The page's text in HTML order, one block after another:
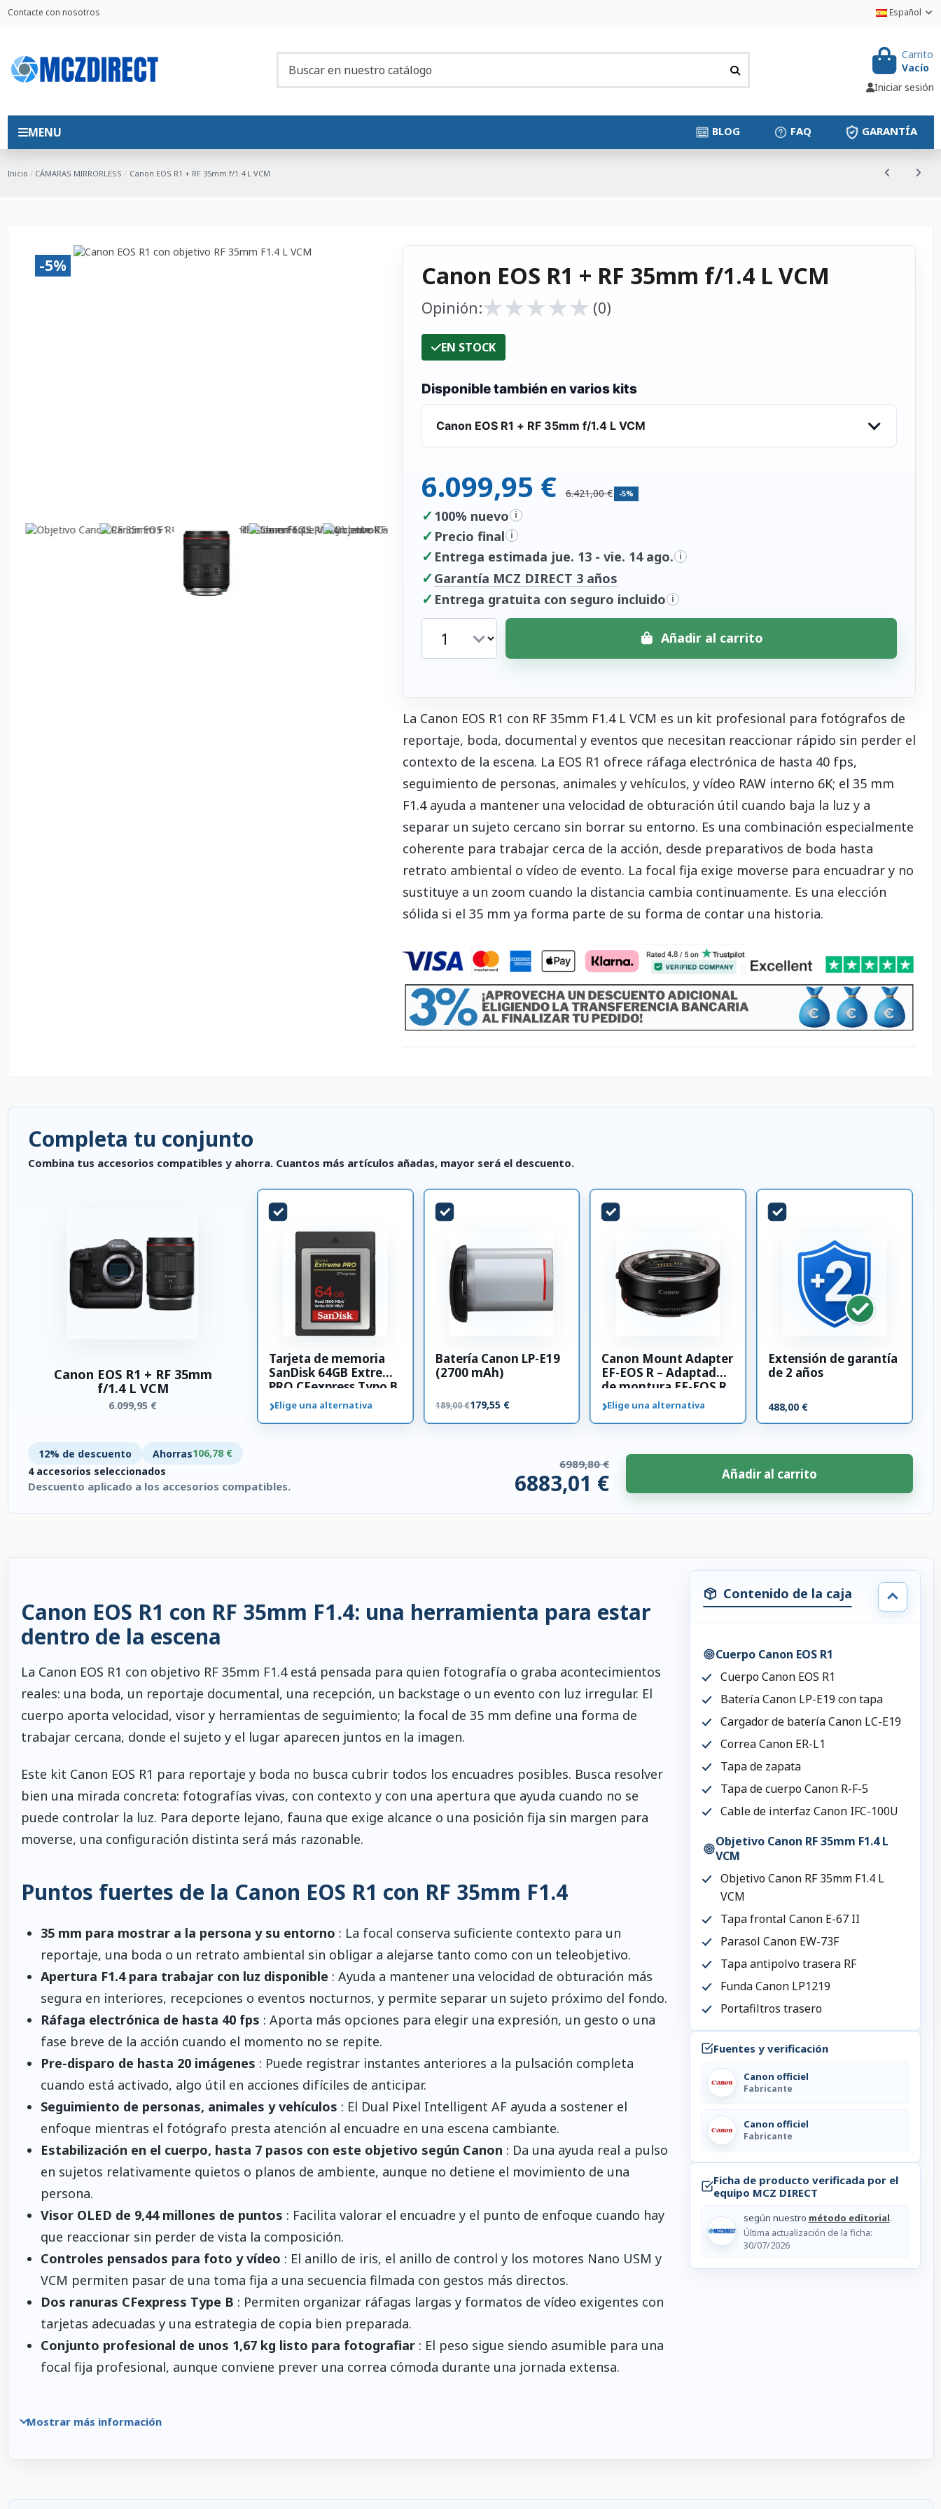
Contacte con nosotros Español
Carrito
Vacío
Iniciar sesión
MENU GARANTÍA
FAQ
BLOG
Inicio CÁMARAS MIRRORLESS Canon EOS R1 + RF 35mm f/1.4 L VCM
-5% Canon EOS R1 + RF 35mm f/1.4 L VCM
Opinión:★
★★
★★
★★
★★
★ (0)
EN STOCK
Disponible también en varios kits
Canon EOS R1 + RF 35mm f/1.4 L VCM
6.099,95 € 6.421,00 € -5%
✓ 100% nuevo i
✓ Precio final i
✓ Entrega estimada jue. 13 - vie. 14 ago. i
✓ Garantía MCZ DIRECT 3 años
✓ Entrega gratuita con seguro incluido i
Añadir al carrito
La Canon EOS R1 con RF 35mm F1.4 L VCM es un kit profesional para fotógrafos de
reportaje, boda, documental y eventos que necesitan reaccionar rápido sin perder el
contexto de la escena. La EOS R1 ofrece ráfaga electrónica de hasta 40 fps,
seguimiento de personas, animales y vehículos, y vídeo RAW interno 6K; el 35 mm
F1.4 ayuda a mantener una velocidad de obturación útil cuando baja la luz y a
separar un sujeto cercano sin borrar su entorno. Es una combinación especialmente
coherente para trabajar cerca de la acción, desde preparativos de boda hasta
retrato ambiental o vídeo de evento. La focal fija exige moverse para encuadrar y no
sustituye a un zoom cuando la distancia cambia continuamente. Es una elección
sólida si el 35 mm ya forma parte de su forma de contar una historia.
Completa tu conjunto
Combina tus accesorios compatibles y ahorra. Cuantos más artículos añadas, mayor será el descuento.
Canon EOS R1 + RF 35mm
f/1.4 L VCM
6.099,95 €
Tarjeta de memoria
SanDisk 64GB Extreme
PRO CFexpress Typo B
›Elige una alternativa
Batería Canon LP-E19
(2700 mAh)
189,00 €179,55 €
Canon Mount Adapter
EF-EOS R – Adaptador
de montura EF-EOS R
›Elige una alternativa
Extensión de garantía
de 2 años
488,00 €
12% de descuento Ahorras106,78 €
4 accesorios seleccionados
Descuento aplicado a los accesorios compatibles.
6989,80 €
6883,01 € Añadir al carrito
Canon EOS R1 con RF 35mm F1.4: una herramienta para estar
dentro de la escena
La Canon EOS R1 con objetivo RF 35mm F1.4 está pensada para quien fotografía o graba acontecimientos
reales: una boda, un reportaje documental, una recepción, un backstage o un evento con luz irregular. El
cuerpo aporta velocidad, visor y herramientas de seguimiento; la focal de 35 mm define una forma de
trabajar cercana, donde el sujeto y el lugar aparecen juntos en la imagen.
Este kit Canon EOS R1 para reportaje y boda no busca cubrir todos los encuadres posibles. Busca resolver
bien una mirada concreta: fotografías vivas, con contexto y con una apertura que ayuda cuando no se
puede controlar la luz. Para deporte lejano, fauna que exige alcance o una posición fija sin margen para
moverse, una configuración distinta será más razonable.
Puntos fuertes de la Canon EOS R1 con RF 35mm F1.4
35 mm para mostrar a la persona y su entorno : La focal conserva suficiente contexto para un
reportaje, una boda o un retrato ambiental sin obligar a alejarse tanto como con un teleobjetivo.
Apertura F1.4 para trabajar con luz disponible : Ayuda a mantener una velocidad de obturación más
segura en interiores, recepciones o eventos nocturnos, y permite separar un sujeto próximo del fondo.
Ráfaga electrónica de hasta 40 fps : Aporta más opciones para elegir una expresión, un gesto o una
fase breve de la acción cuando el momento no se repite.
Pre-disparo de hasta 20 imágenes : Puede registrar instantes anteriores a la pulsación completa
cuando está activado, algo útil en acciones difíciles de anticipar.
Seguimiento de personas, animales y vehículos : El Dual Pixel Intelligent AF ayuda a sostener el
enfoque mientras el fotógrafo presta atención al encuadre en una escena cambiante.
Estabilización en el cuerpo, hasta 7 pasos con este objetivo según Canon : Da una ayuda real a pulso
en sujetos relativamente quietos o planos de ambiente, aunque no detiene el movimiento de una
persona.
Visor OLED de 9,44 millones de puntos : Facilita valorar el encuadre y el punto de enfoque cuando hay
que reaccionar sin perder de vista la composición.
Controles pensados para foto y vídeo : El anillo de iris, el anillo de control y los motores Nano USM y
VCM permiten pasar de una toma fija a una secuencia filmada con gestos más directos.
Dos ranuras CFexpress Type B : Permiten organizar ráfagas largas y formatos de vídeo exigentes con
tarjetas adecuadas y una estrategia de copia bien preparada.
Conjunto profesional de unos 1,67 kg listo para fotografiar: El peso sigue siendo asumible para una
focal fija profesional, aunque conviene prever una correa cómoda durante una jornada extensa.
Mostrar más información
Contenido de la caja
Cuerpo Canon EOS R1
Cuerpo Canon EOS R1
Batería Canon LP-E19 con tapa
Cargador de batería Canon LC-E19
Correa Canon ER-L1
Tapa de zapata
Tapa de cuerpo Canon R-F-5
Cable de interfaz Canon IFC-100U
Objetivo Canon RF 35mm F1.4 L
VCM
Objetivo Canon RF 35mm F1.4 L
VCM
Tapa frontal Canon E-67 II
Parasol Canon EW-73F
Tapa antipolvo trasera RF
Funda Canon LP1219
Portafiltros trasero
Fuentes y verificación
Canon officiel
Fabricante
Canon officiel
Fabricante
Ficha de producto verificada por el
equipo MCZ DIRECT
según nuestro método editorial.
Última actualización de la ficha:
30/07/2026